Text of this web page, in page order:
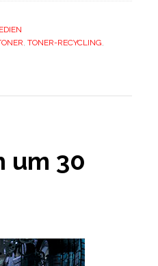
, TONER-RECYCLING,
um 30